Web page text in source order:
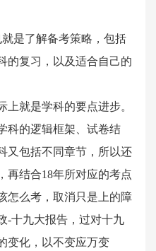
是了解备考策略，包括
的复习，以及适合自己的
就是学科的要点进步。
科的逻辑框架、试卷结
又包括不同章节，所以还
再结合18年所对应的考点
怎么考，取消只是上的障
-十九大报告，过对十九
变化，以不变应万变